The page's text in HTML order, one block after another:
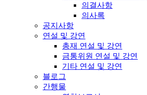
의결사항
의사록
공지사항
연설 및 강연
총재 연설 및 강연
금통위원 연설 및 강연
기타 연설 및 강연
블로그
간행물